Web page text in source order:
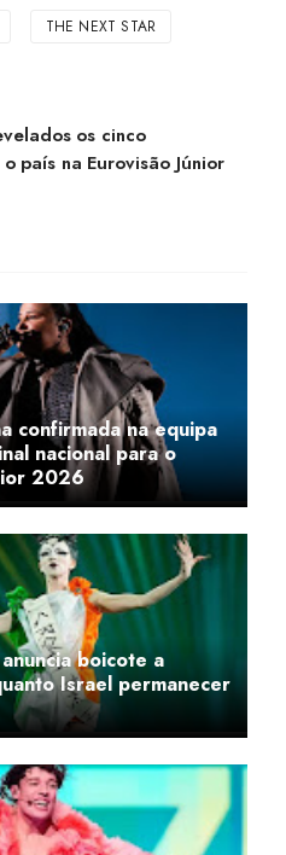
THE NEXT STAR
os cinco
país na Eurovisão Júnior
confirmada na equipa
nacional para o
2026
boicote a
Israel permanecer